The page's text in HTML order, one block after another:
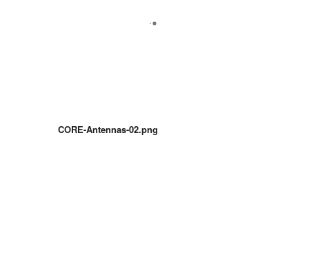
CORE-Antennas-02.png